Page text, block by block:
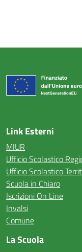
Link Esterni
MIUR
Ufficio Scolastico
Ufficio Scolastico
Scuola in Chiaro
Iscrizioni On Line
Invalsi
Comune
La Scuola